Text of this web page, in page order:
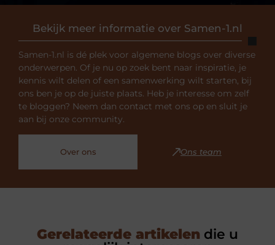
Bekijk meer informatie over Samen-1.nl
Samen-1.nl is dé plek voor algemene blogs over diverse
onderwerpen. Of je nu op zoek bent naar inspiratie, je
kennis wilt delen of een samenwerking wilt starten, bij
ons ben je op de juiste plaats. Heb je interesse om zelf
te bloggen? Neem dan contact met ons op en sluit je
aan bij onze community.
Over ons Ons team
Gerelateerde artikelen die u